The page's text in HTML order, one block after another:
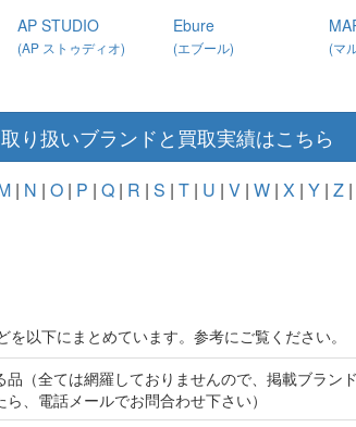
AP STUDIO
(AP ストゥディオ)
Ebure
(エブール) (マ
取り扱いブランドと買取実績はこちら
| N | O | P | Q | R | S | T | U | V | W | X | Y | Z |
以下にまとめています。参考にご覧ください。
（全ては網羅しておりませんので、掲載ブラン
、電話メールでお問合わせ下さい）